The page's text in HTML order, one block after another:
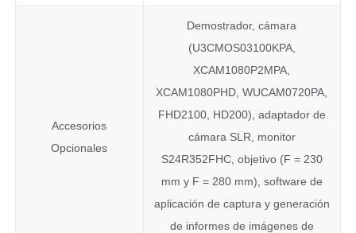
Accesorios
Opcionales
Demostrador, cámara
(U3CMOS03100KPA,
XCAM1080P2MPA,
XCAM1080PHD, WUCAM0720PA,
FHD2100, HD200), adaptador de
cámara SLR, monitor
S24R352FHC, objetivo (F = 230
mm y F = 280 mm), software de
aplicación de captura y generación
de informes de imágenes de